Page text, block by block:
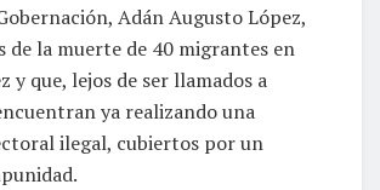
Adán Augusto López,
de la muerte de 40 migrantes en
y que, lejos de ser llamados a
ya realizando una
ilegal, cubiertos por un